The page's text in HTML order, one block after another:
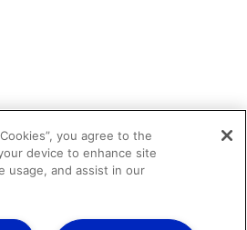
you agree to the
device to enhance site
usage, and assist in our